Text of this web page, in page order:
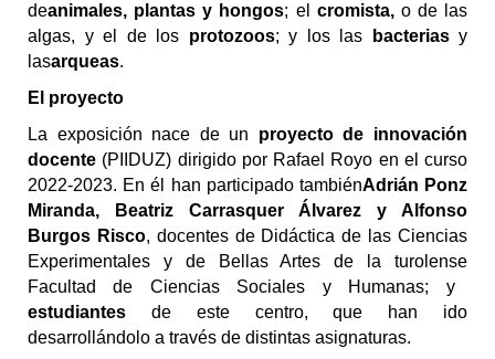
deanimal es, plantas y hongos; el cromista,ode las
algas, y el de los protozoos; y loslas bacteriasy
lasarqueas.
E l proyecto
La exposición nace de un proyecto de innovación
docente (PIIDUZ) dirigido por Rafael Royo en el curso
2022-2023. Ené l han participado tambiénAdrián Ponz
Miranda, Beatriz Carrasquer Álvarezy Alfonso
Burgos Risco, docentes deDidáctica de las Ciencias
Experimentales y de Bellas Artesde laturolense
Facultad de Ciencias Sociales y Humanas; y
estudiantes de este centro, que han ido
desarrollándolo a través de distintas asignaturas.